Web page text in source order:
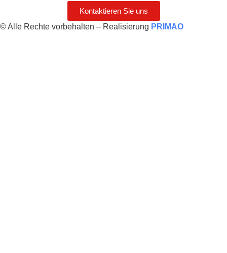
Kontaktieren Sie uns
© Alle Rechte vorbehalten – Realisierung PRIMAO